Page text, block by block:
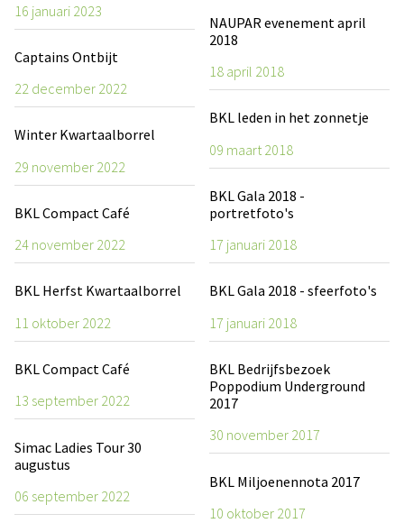
16 januari 2023
Captains Ontbijt
22 december 2022
Winter Kwartaalborrel
29 november 2022
BKL Compact Café
24 november 2022
BKL Herfst Kwartaalborrel
11 oktober 2022
BKL Compact Café
13 september 2022
Simac Ladies Tour 30
augustus
06 september 2022
NAUPAR evenement april
2018
18 april 2018
BKL leden in het zonnetje
09 maart 2018
BKL Gala 2018 -
portretfoto's
17 januari 2018
BKL Gala 2018 - sfeerfoto's
17 januari 2018
BKL Bedrijfsbezoek
Poppodium Underground
2017
30 november 2017
BKL Miljoenennota 2017
10 oktober 2017